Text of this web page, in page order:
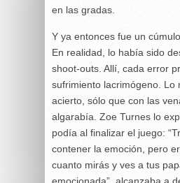
en las gradas.
Y ya entonces fue un
En realidad, lo había sido
shoot-outs. Allí, cada error
sufrimiento lacrimógeno. Lo
acierto, sólo que con las
algarabía. Zoe Turnes lo
podía al finalizar el juego:
contener la emoción, pero
cuanto mirás y ves a tus
emocionada”, alcanzaba a